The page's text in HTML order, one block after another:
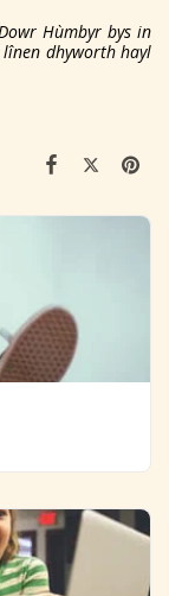
Hùmbyr bys in
dhyworth hayl